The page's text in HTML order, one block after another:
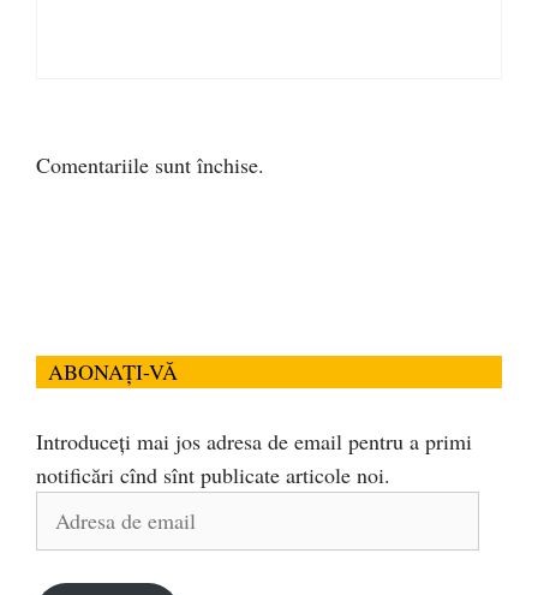
Comentariile sunt închise.
ABONAȚI-VĂ
Introduceți mai jos adresa de email pentru a primi
notificări cînd sînt publicate articole noi.